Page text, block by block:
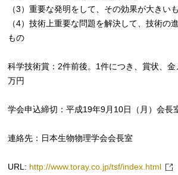
（3）重要な発明をして、その効果が大きい
（4）技術上重要な問題を解決して、技術の
もの
科学技術賞：2件前後。1件につき、賞状、
万円
学会申込締切：平成19年9月10日（月）会長
連絡先：日本生物物理学会会長室
URL: http://www.toray.co.jp/tsf/index.html